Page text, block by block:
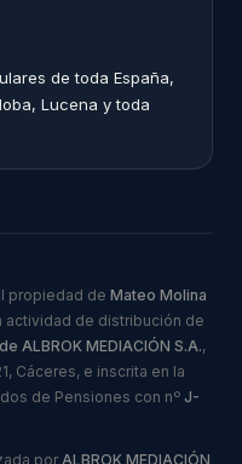
de toda España,
Lucena y toda
propiedad de Mateo Molina
actividad de distribución de
ALBROK MEDIACIÓN S.A.,
Cáceres, e inscrita en la
de Pensiones con nº J-
por ALBROK MEDIACIÓN